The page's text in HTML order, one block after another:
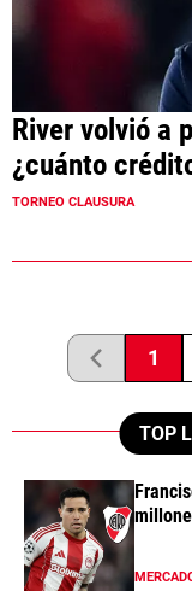
River volvió a
¿cuánto
TORNEO CLAUSURA
1
TOP